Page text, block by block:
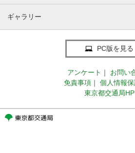
ギャラリー
PC版を見る
アンケート ｜
お問い
免責事項 ｜
個人情報
東京都交通局HP